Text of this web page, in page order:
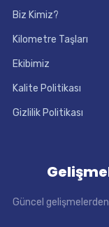
Biz Kimiz?
Kilometre Taşları
Ekibimiz
Kalite Politikası
Gizlilik Politikası
Güncel